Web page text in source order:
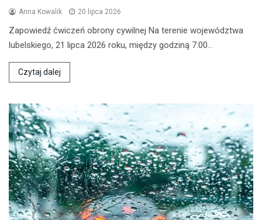
Anna Kowalik 20 lipca 2026
Zapowiedź ćwiczeń obrony cywilnej Na terenie województwa
lubelskiego, 21 lipca 2026 roku, między godziną 7:00…
Czytaj dalej